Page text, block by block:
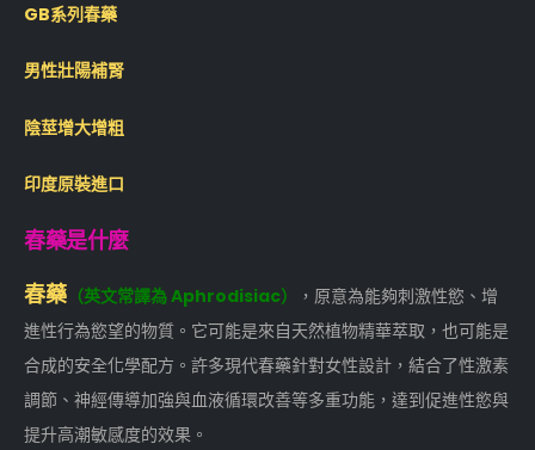
GB系列春藥
男性壯陽補腎
陰莖增大增粗
印度原裝進口
春藥是什麼
春藥 （英文常譯為 Aphrodisiac）
，原意為能夠刺激性慾、增
進性行為慾望的物質。它可能是來自天然植物精華萃取，也可能是
合成的安全化學配方。許多現代春藥針對女性設計，結合了性激素
調節、神經傳導加強與血液循環改善等多重功能，達到促進性慾與
提升高潮敏感度的效果。